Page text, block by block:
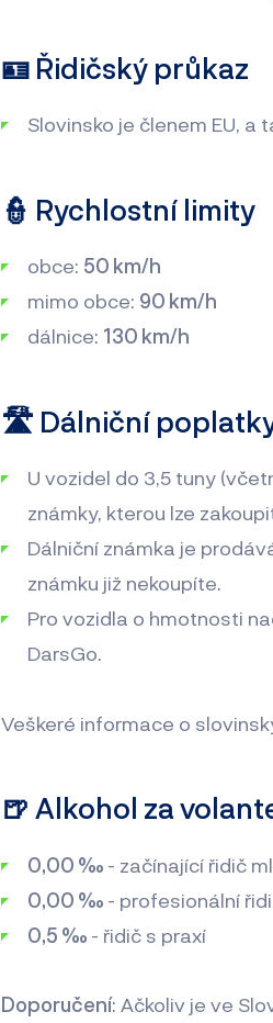
🪪 Řidičský průkaz
Slovinsko je členem EU, a
👮 Rychlostní limity
obce: 50 km/h
mimo obce: 90 km/h
dálnice: 130 km/h
🛣️ Dálniční
U vozidel do 3,5 tuny
známky, kterou lze
Dálniční známka je
známku již nekoupíte.
Pro vozidla o hmotnosti
DarsGo.
Veškeré informace o
🍺 Alkohol za
0,00 ‰ - začínající řidič
0,00 ‰ - profesionální
0,5 ‰ - řidič s praxí
Doporučení: Ačkoliv je ve